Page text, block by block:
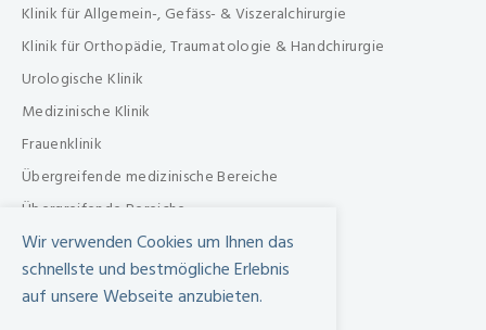
Klinik für Allgemein-, Gefäss- & Viszeralchirurgie
Klinik für Orthopädie, Traumatologie & Handchirurgie
Urologische Klinik
Medizinische Klinik
Frauenklinik
Übergreifende medizinische Bereiche
Übergreifende Bereiche
Beratungen & Dienste
Therapien
Pflegezentrum
Wir verwenden Cookies um Ihnen das
schnellste und bestmögliche Erlebnis
auf unsere Webseite anzubieten.